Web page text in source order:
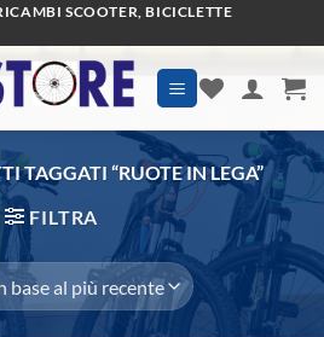
SCOOTER, BICICLETTE
TAGGATI “RUOTE IN LEGA”
FILTRA